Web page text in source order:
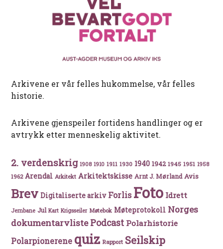
Arkivene er vår felles hukommelse, vår felles
historie.
Arkivene gjenspeiler fortidens handlinger og er
avtrykk etter menneskelig aktivitet.
2. verdenskrig 1908 1910 1911 1930 1940 1942 1945 1951 1958
1962 Arendal Arkitekt Arkitektskisse Arnt J. Mørland Avis
Brev Digitaliserte arkiv Forlis Foto Idrett
Jernbane Jul Kart Krigsseiler Møtebok Møteprotokoll Norges
dokumentarvlistePodcast Polarhistorie
Polarpionerene quiz Rapport Seilskip